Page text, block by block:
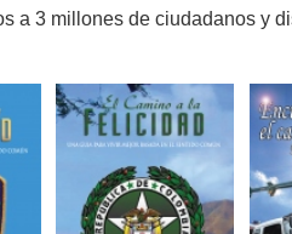
a 3 millones de ciudadanos y